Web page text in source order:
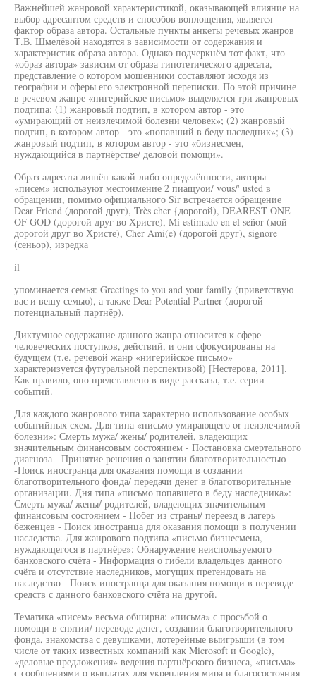
Важнейшей жанровой характеристикой, оказывающей влияние на
выбор адресантом средств и способов воплощения, является
фактор образа автора. Остальные пункты анкеты речевых жанров
Т.В. Шмелёвой находятся в зависимости от содержания и
характеристик образа автора. Однако подчеркнём тот факт, что
«образ автора» зависим от образа гипотетического адресата,
представление о котором мошенники составляют исходя из
географии и сферы его электронной переписки. По этой причине
в речевом жанре «нигерийское письмо» выделяется три жанровых
подтипа: (1) жанровый подтип, в котором автор - это
«умирающий от неизлечимой болезни человек»; (2) жанровый
подтип, в котором автор - это «попавший в беду наследник»; (3)
жанровый подтип, в котором автор - это «бизнесмен,
нуждающийся в партнёрстве/ деловой помощи».
Образ адресата лишён какой-либо определённости, авторы
«писем» используют местоимение 2 пиащуои/ vous/' usted в
обращении, помимо официального Sir встречается обращение
Dear Friend (дорогой друг), Très cher {дорогой), DEAREST ONE
OF GOD (дорогой друг во Христе), Mi estimado en el señor (мой
дорогой друг во Христе), Cher Ami(e) (дорогой друг), signore
(сеньор), изредка
il
упоминается семья: Greetings to you and your family (приветствую
вас и вешу семью), а также Dear Potential Partner (дорогой
потенциальный партнёр).
Диктумное содержание данного жанра относится к сфере
человеческих поступков, действий, и они сфокусированы на
будущем (т.е. речевой жанр «нигерийское письмо»
характеризуется футуральной перспективой) [Нестерова, 2011].
Как правило, оно представлено в виде рассказа, т.е. серии
событий.
Для каждого жанрового типа характерно использование особых
событийных схем. Для типа «письмо умирающего or неизлечимой
болезни»: Смерть мужа/ жены/ родителей, владеющих
значительным финансовым состоянием - Постановка смертельного
диагноза - Принятие решения о занятии благотворительностью
-Поиск иностранца для оказания помощи в создании
благотворительного фонда/ передачи денег в благотворительные
организации. Дня типа «письмо попавшего в беду наследника»:
Смерть мужа/ жены/ родителей, владеющих значительным
финансовым состоянием - Побег из страны/ переезд в лагерь
беженцев - Поиск иностранца для оказания помощи в получении
наследства. Для жанрового подтипа «письмо бизнесмена,
нуждающегося в партнёре»: Обнаружение неиспользуемого
банковского счёта - Информация о гибели владельцев данного
счёта и отсутствие наследников, могущих претендовать на
наследство - Поиск иностранца для оказания помощи в переводе
средств с данного банковского счёта на другой.
Тематика «писем» весьма обширна: «письма» с просьбой о
помощи в снятии/ переводе денег, создании благотворительного
фонда, знакомства с девушками, лотерейные выигрыши (в том
числе от таких известных компаний как Microsoft и Google),
«деловые предложения» ведения партнёрского бизнеса, «письма»
с сообщениями о выплатах для укрепления мира и благосостояния